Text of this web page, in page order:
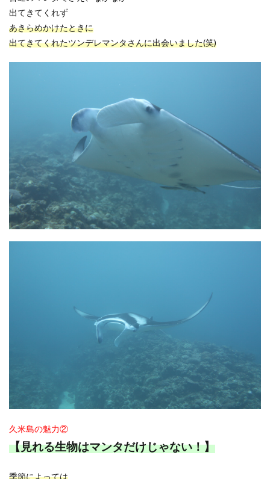
出てきてくれず
あきらめかけたときに
出てきてくれたツンデレマンタさんに出会いました(笑)
久米島の魅力②
【見れる生物はマンタだけじゃない！】
季節によっては